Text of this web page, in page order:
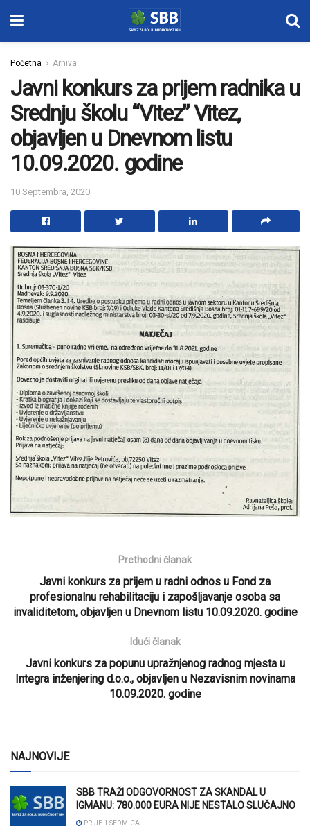
Početna Arhiva
Javni konkurs za prijem radnika u
Srednju školu “Vitez” Vitez,
objavljen u Dnevnom listu
10.09.2020. godine
10 Septembra, 2020
Prethodni članak
Javni konkurs za prijem u radni odnos u Fond za
profesionalnu rehabilitaciju i zapošljavanje osoba sa
invaliditetom, objavljen u Dnevnom listu 10.09.2020. godine
Idući članak
Javni konkurs za popunu upražnjenog radnog mjesta u
Integra inženjering d.o.o., objavljen u Nezavisnim novinama
10.09.2020. godine
NAJNOVIJE
SBB TRAŽI ODGOVORNOST ZA SKANDAL U
IGMANU: 780.000 EURA NIJE NESTALO SLUČAJNO
PRIJE 1 SEDMICA